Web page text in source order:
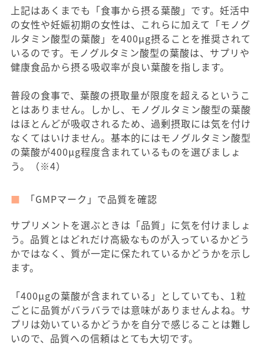
上記はあくまでも「食事から摂る葉酸」です。妊活中
の女性や妊娠初期の女性は、これらに加えて「モノグ
ルタミン酸型の葉酸」を400μg摂ることを推奨されて
いるのです。モノグルタミン酸型の葉酸は、サプリや
健康食品から摂る吸収率が良い葉酸を指します。
普段の食事で、葉酸の摂取量が限度を超えるというこ
とはありません。しかし、モノグルタミン酸型の葉酸
はほとんどが吸収されるため、過剰摂取には気を付け
なくてはいけません。基本的にはモノグルタミン酸型
の葉酸が400μg程度含まれているものを選びましょ
う。（※4）
「GMPマーク」で品質を確認
サプリメントを選ぶときは「品質」に気を付けましょ
う。品質とはどれだけ高級なものが入っているかどう
かではなく、質が一定に保たれているかどうかを示し
ます。
「400μgの葉酸が含まれている」としていても、1粒
ごとに品質がバラバラでは意味がありませんよね。サ
プリは効いているかどうかを自分で感じることは難し
いので、品質への信頼はとても大切です。